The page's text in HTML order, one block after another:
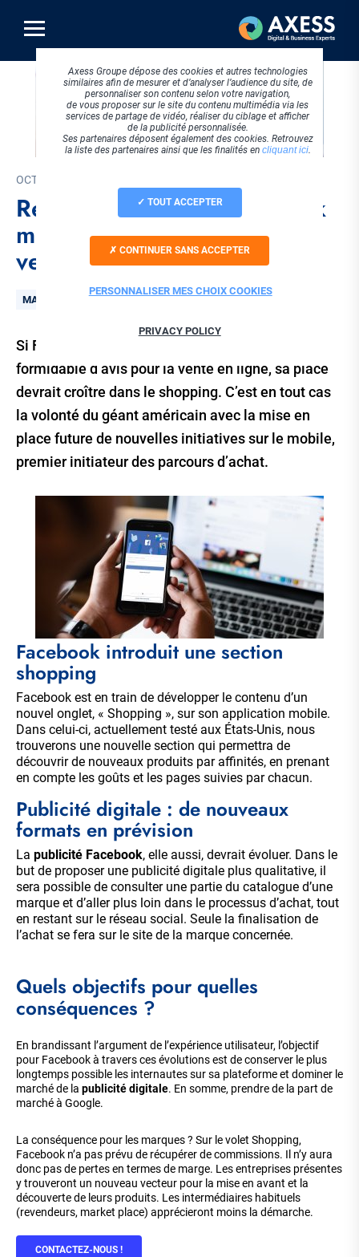
contenu
principal
OCTOBRE 2015
Réseaux Sociaux : Facebook
monte en puissance sur la
vente en ligne
Thématique
MARKETING DIGITAL
Si Facebook est depuis longtemps un outil
formidable d’avis pour la vente en ligne, sa place
devrait croître dans le shopping. C’est en tout cas
la volonté du géant américain avec la mise en
place future de nouvelles initiatives sur le mobile,
premier initiateur des parcours d’achat.
Facebook introduit une section
shopping
Facebook est en train de développer le contenu d’un
nouvel onglet, « Shopping », sur son application mobile.
Dans celui-ci, actuellement testé aux États-Unis, nous
trouverons une nouvelle section qui permettra de
découvrir de nouveaux produits par affinités, en prenant
en compte les goûts et les pages suivies par chacun.
Publicité digitale : de nouveaux
formats en prévision
La publicité Facebook, elle aussi, devrait évoluer. Dans le
but de proposer une publicité digitale plus qualitative, il
sera possible de consulter une partie du catalogue d’une
marque et d’aller plus loin dans le processus d’achat, tout
en restant sur le réseau social. Seule la finalisation de
l’achat se fera sur le site de la marque concernée.
Quels objectifs pour quelles
conséquences ?
En brandissant l’argument de l’expérience utilisateur, l’objectif
pour Facebook à travers ces évolutions est de conserver le plus
longtemps possible les internautes sur sa plateforme et dominer le
marché de la publicité digitale. En somme, prendre de la part de
marché à Google.
La conséquence pour les marques ? Sur le volet Shopping,
Facebook n’a pas prévu de récupérer de commissions. Il n’y aura
donc pas de pertes en termes de marge. Les entreprises présentes
y trouveront un nouveau vecteur pour la mise en avant et la
découverte de leurs produits. Les intermédiaires habituels
(revendeurs, market place) apprécieront moins la démarche.
CONTACTEZ-NOUS !
Axess Groupe dépose des cookies et autres technologies
similaires afin de mesurer et d’analyser l’audience du site, de
personnaliser son contenu selon votre navigation,
de vous proposer sur le site du contenu multimédia via les
services de partage de vidéo, réaliser du ciblage et afficher
de la publicité personnalisée.
Ses partenaires déposent également des cookies. Retrouvez
la liste des partenaires ainsi que les finalités en cliquant ici.
TOUT ACCEPTER
CONTINUER SANS ACCEPTER
PERSONNALISER MES CHOIX COOKIES
PRIVACY POLICY